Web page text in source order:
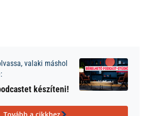
valaki máshol
készíteni!